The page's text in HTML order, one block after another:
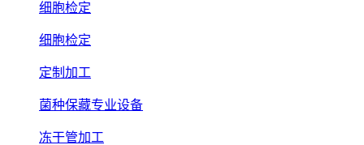
细胞检定
细胞检定
定制加工
菌种保藏专业设备
冻干管加工